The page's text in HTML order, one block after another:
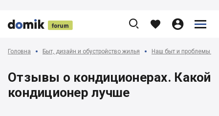


 
    


Головна Быт, дизайн и обустройство жилья Наш быт и проблемы с
Отзывы о кондиционерах. Какой
кондиционер лучше